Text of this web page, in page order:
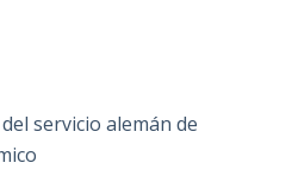
servicio alemán de